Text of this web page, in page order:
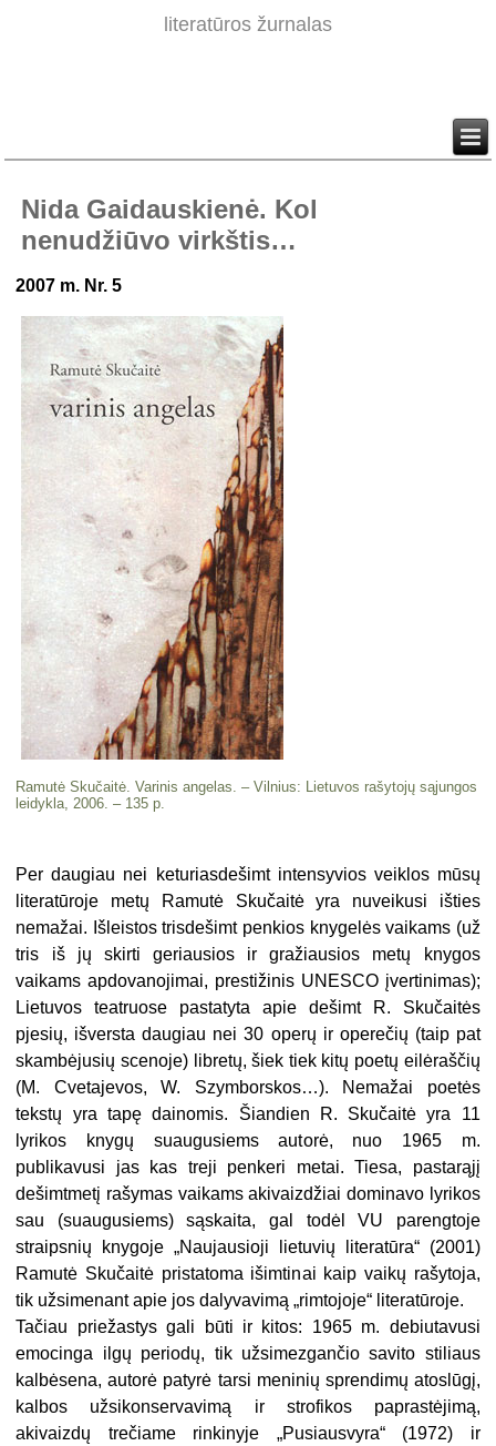
literatūros žurnalas
Nida Gaidauskienė. Kol
nenudžiūvo virkštis…
2007 m. Nr. 5
Ramutė Skučaitė. Varinis angelas. – Vilnius: Lietuvos rašytojų sąjungos
leidykla, 2006. – 135 p.
Per daugiau nei keturiasdešimt intensyvios veiklos mūsų
literatūroje metų Ramutė Skučaitė yra nuveikusi išties
nemažai. Išleistos trisdešimt penkios knygelės vaikams (už
tris iš jų skirti geriausios ir gražiausios metų knygos
vaikams apdovanojimai, prestižinis UNESCO įvertinimas);
Lietuvos teatruose pastatyta apie dešimt R. Skučaitės
pjesių, išversta daugiau nei 30 operų ir operečių (taip pat
skambėjusių scenoje) libretų, šiek tiek kitų poetų eilėraščių
(M. Cvetajevos, W. Szymborskos…). Nemažai poetės
tekstų yra tapę dainomis. Šiandien R. Skučaitė yra 11
lyrikos knygų suaugusiems autorė, nuo 1965 m.
publikavusi jas kas treji penkeri metai. Tiesa, pastarąjį
dešimtmetį rašymas vaikams akivaizdžiai dominavo lyrikos
sau (suaugusiems) sąskaita, gal todėl VU parengtoje
straipsnių knygoje „Naujausioji lietuvių literatūra“ (2001)
Ramutė Skučaitė pristatoma išimtinai kaip vaikų rašytoja,
tik užsimenant apie jos dalyvavimą „rimtojoje“ literatūroje.
Tačiau priežastys gali būti ir kitos: 1965 m. debiutavusi
emocinga ilgų periodų, tik užsimezgančio savito stiliaus
kalbėsena, autorė patyrė tarsi meninių sprendimų atoslūgį,
kalbos užsikonservavimą ir strofikos paprastėjimą,
akivaizdų trečiame rinkinyje „Pusiausvyra“ (1972) ir